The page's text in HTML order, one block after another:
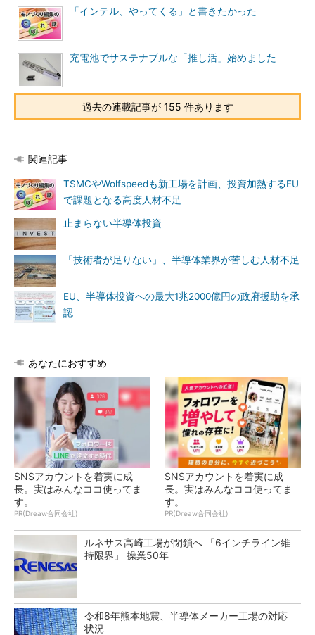
「インテル、やってくる」と書きたかった
充電池でサステナブルな「推し活」始めました
過去の連載記事が 155 件あります
関連記事
TSMCやWolfspeedも新工場を計画、投資加熱するEU
で課題となる高度人材不足
止まらない半導体投資
「技術者が足りない」、半導体業界が苦しむ人材不足
EU、半導体投資への最大1兆2000億円の政府援助を承
認
あなたにおすすめ
SNSアカウントを着実に成
長。実はみんなココ使ってま
す。
PR(Dreaw合同会社)
SNSアカウントを着実に成
長。実はみんなココ使ってま
す。
PR(Dreaw合同会社)
ルネサス高崎工場が閉鎖へ 「6インチライン維
持限界」 操業50年
令和8年熊本地震、半導体メーカー工場の対応
状況